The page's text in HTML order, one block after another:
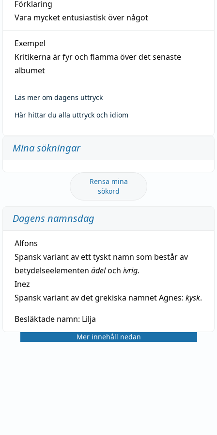
Förklaring
Vara mycket entusiastisk över något
Exempel
Kritikerna är fyr och flamma över det senaste
albumet
Läs mer om dagens uttryck
Här hittar du alla uttryck och idiom
Mina sökningar
Rensa mina
sökord
Dagens namnsdag
Alfons
Spansk variant av ett tyskt namn som består av
betydelseelementen ädeloch ivrig.
Inez
Spansk variant av det grekiska namnet Agnes: kysk.
Besläktade namn: Lilja
Mer innehåll nedan